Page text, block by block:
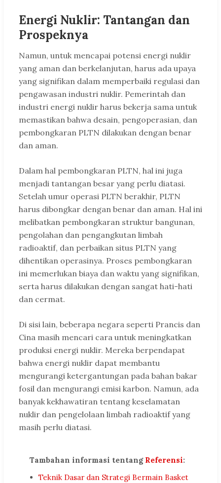
Energi Nuklir: Tantangan dan
Prospeknya
Namun, untuk mencapai potensi energi nuklir
yang aman dan berkelanjutan, harus ada upaya
yang signifikan dalam memperbaiki regulasi dan
pengawasan industri nuklir. Pemerintah dan
industri energi nuklir harus bekerja sama untuk
memastikan bahwa desain, pengoperasian, dan
pembongkaran PLTN dilakukan dengan benar
dan aman.
Dalam hal pembongkaran PLTN, hal ini juga
menjadi tantangan besar yang perlu diatasi.
Setelah umur operasi PLTN berakhir, PLTN
harus dibongkar dengan benar dan aman. Hal ini
melibatkan pembongkaran struktur bangunan,
pengolahan dan pengangkutan limbah
radioaktif, dan perbaikan situs PLTN yang
dihentikan operasinya. Proses pembongkaran
ini memerlukan biaya dan waktu yang signifikan,
serta harus dilakukan dengan sangat hati-hati
dan cermat.
Di sisi lain, beberapa negara seperti Prancis dan
Cina masih mencari cara untuk meningkatkan
produksi energi nuklir. Mereka berpendapat
bahwa energi nuklir dapat membantu
mengurangi ketergantungan pada bahan bakar
fosil dan mengurangi emisi karbon. Namun, ada
banyak kekhawatiran tentang keselamatan
nuklir dan pengelolaan limbah radioaktif yang
masih perlu diatasi.
Tambahan informasi tentang Referensi:
Teknik Dasar dan Strategi Bermain Basket